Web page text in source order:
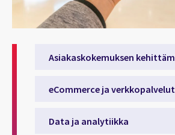
Asiakaskokemuksen
eCommerce ja verkkopalvelut
Data ja analytiikka